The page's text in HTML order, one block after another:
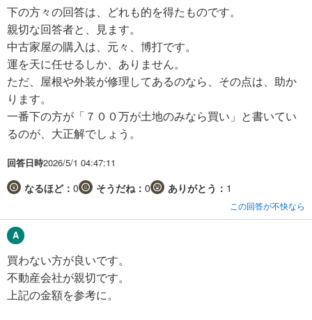
下の方々の回答は、どれも的を得たものです。
親切な回答者と、見ます。
中古家屋の購入は、元々、博打です。
運を天に任せるしか、ありません。
ただ、屋根や外装が修理してあるのなら、その点は、助か
ります。
一番下の方が「７００万が土地のみなら買い」と書いてい
るのが、大正解でしょう。
回答日時2026/5/1 04:47:11
なるほど： 0 そうだね： 0 ありがとう： 1
この回答が不快なら
買わない方が良いです。
不動産会社が親切です。
上記の金額を参考に。